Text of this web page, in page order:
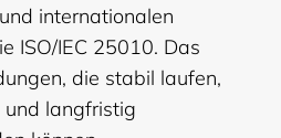
internationalen
ISO/IEC 25010. Das
die stabil laufen,
langfristig